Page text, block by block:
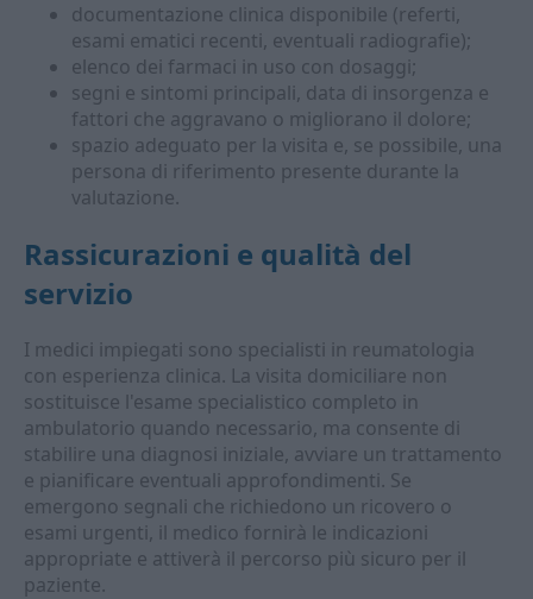
documentazione clinica disponibile (referti,
esami ematici recenti, eventuali radiografie);
elenco dei farmaci in uso con dosaggi;
segni e sintomi principali, data di insorgenza e
fattori che aggravano o migliorano il dolore;
spazio adeguato per la visita e, se possibile, una
persona di riferimento presente durante la
valutazione.
Rassicurazioni e qualità del
servizio
I medici impiegati sono specialisti in reumatologia
con esperienza clinica. La visita domiciliare non
sostituisce l'esame specialistico completo in
ambulatorio quando necessario, ma consente di
stabilire una diagnosi iniziale, avviare un trattamento
e pianificare eventuali approfondimenti. Se
emergono segnali che richiedono un ricovero o
esami urgenti, il medico fornirà le indicazioni
appropriate e attiverà il percorso più sicuro per il
paziente.